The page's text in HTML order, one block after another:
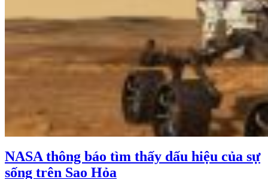
NASA thông báo tìm thấy dấu hiệu của sự
sống trên Sao Hỏa